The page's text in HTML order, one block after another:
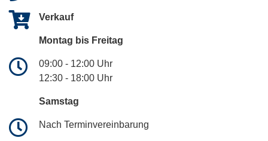
Verkauf
Montag bis Freitag
09:00 - 12:00 Uhr
12:30 - 18:00 Uhr
Samstag
Nach Terminvereinbarung